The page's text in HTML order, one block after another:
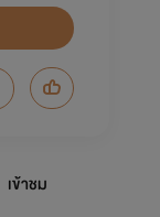
เข้าชม